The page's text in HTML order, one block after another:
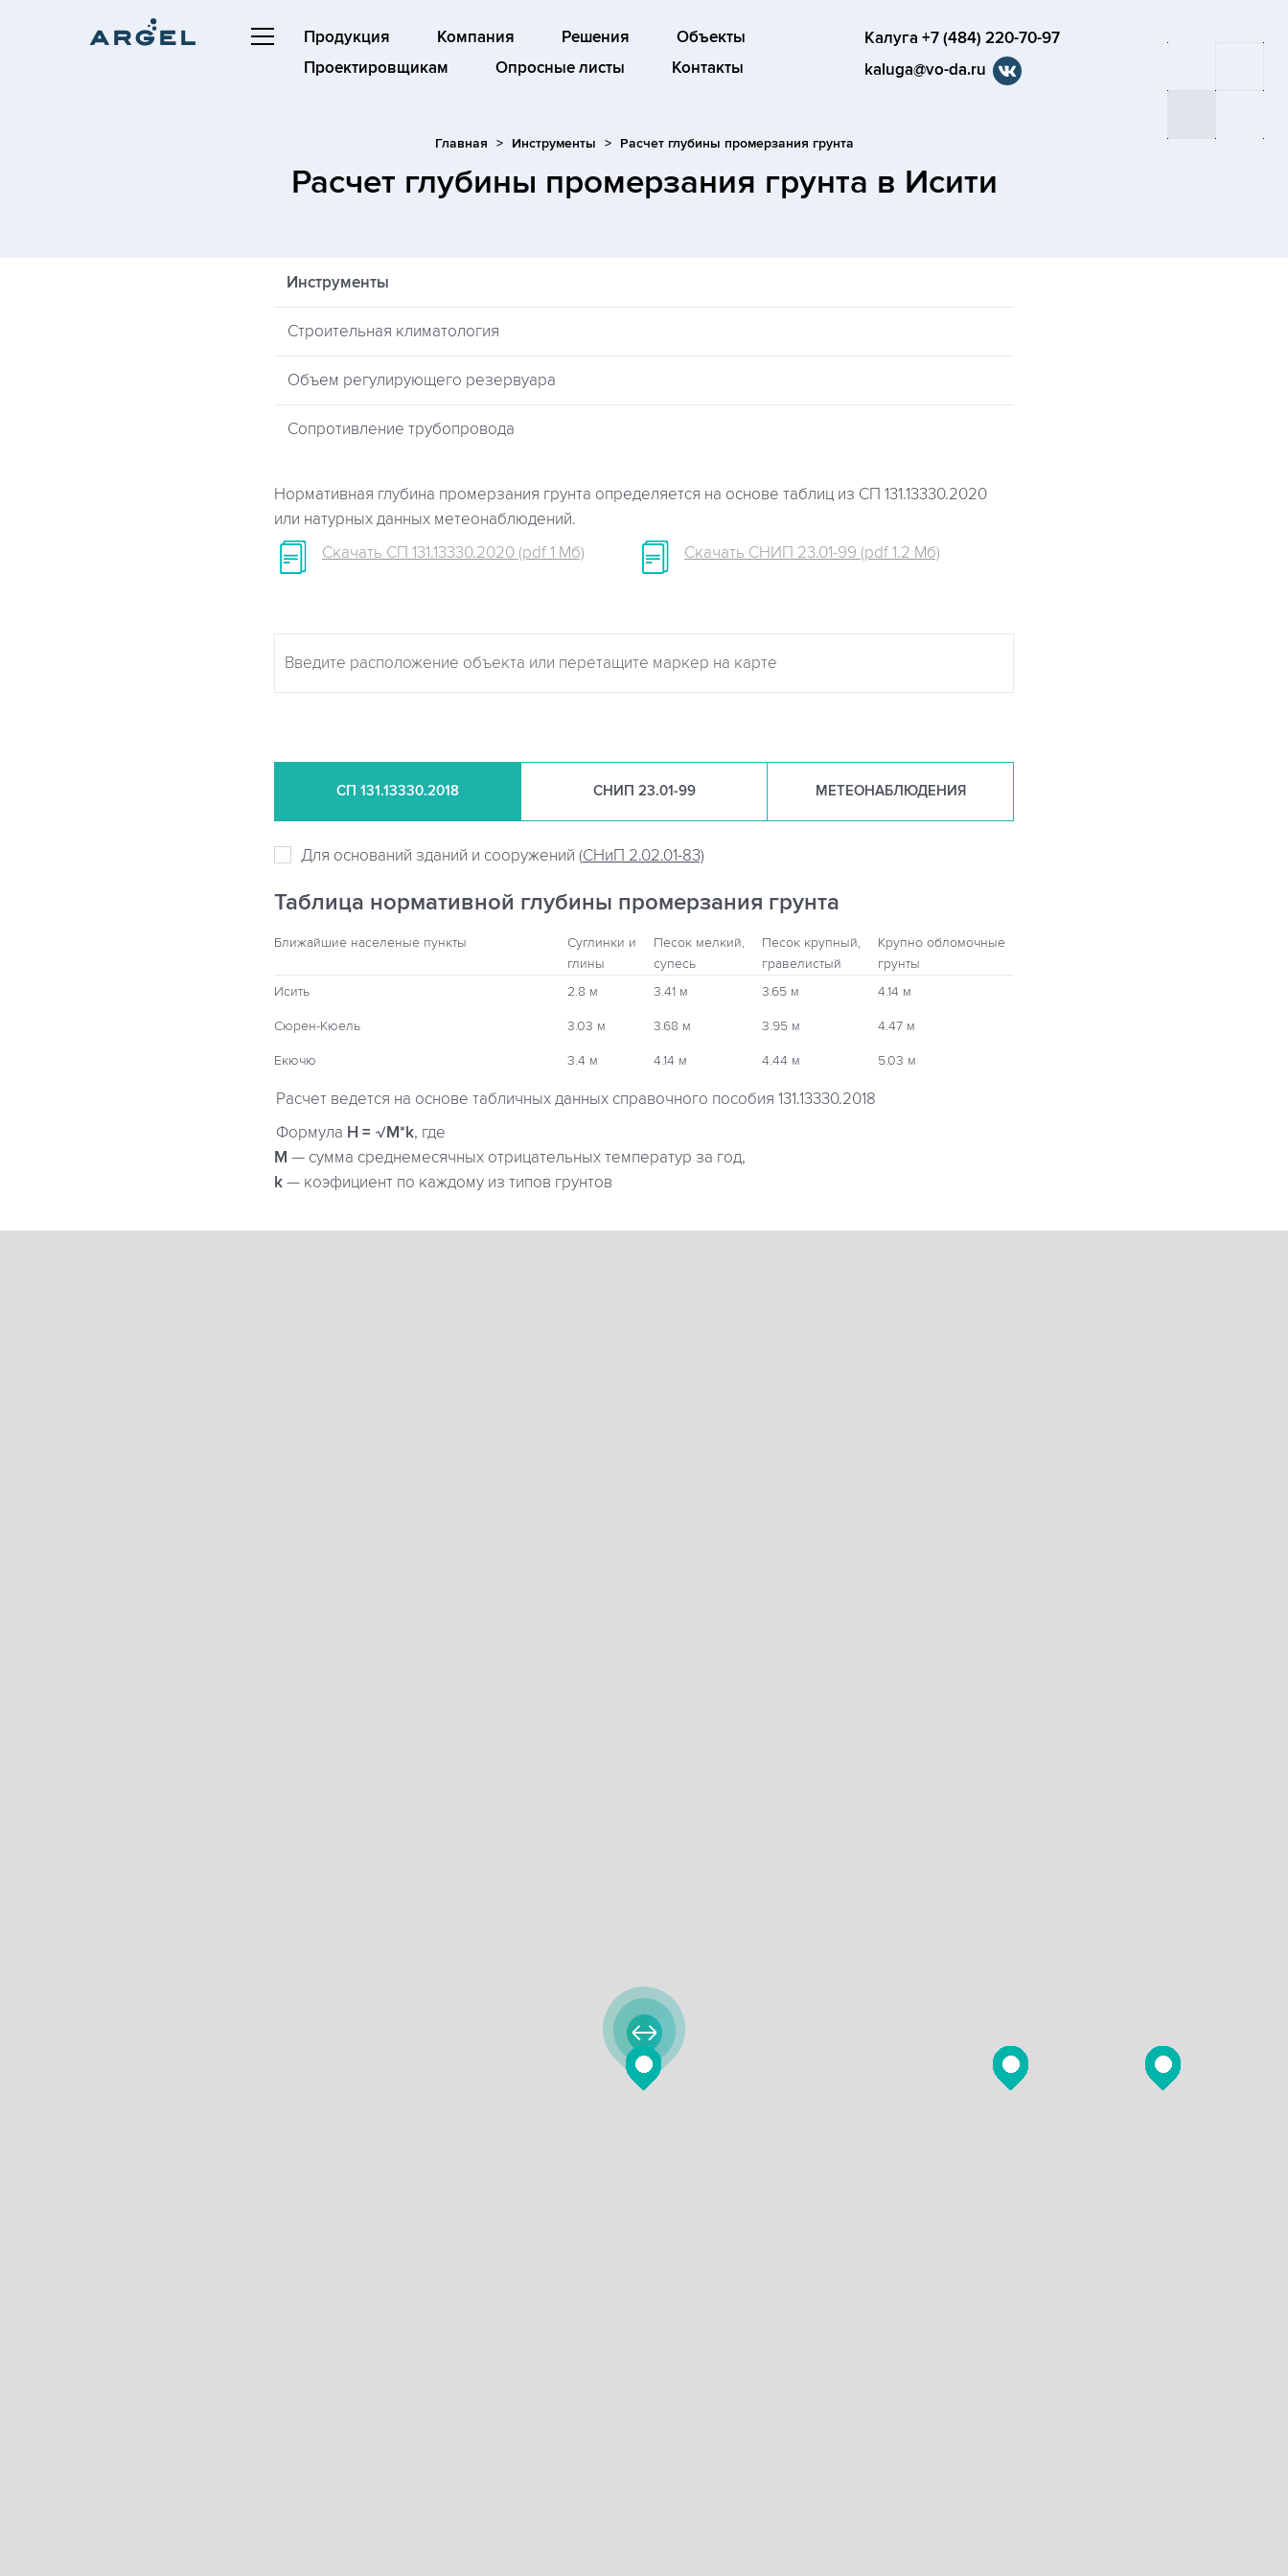
Продукция Компания Решения
Объекты
Проектировщикам
Опросные листы Контакты
Калуга +7 (484) 220-70-97
kaluga@vo-da.ru
Главная Инструменты Расчет глубины промерзания грунта
Расчет глубины промерзания грунта в Исити
Инструменты
Строительная климатология
Объем регулирующего резервуара
Сопротивление трубопровода
Нормативная глубина промерзания грунта определяется на основе таблиц из СП 131.13330.2020
или натурных данных метеонаблюдений.
Скачать СП 131.13330.2020 (pdf 1 Мб)
Скачать СНИП 23.01-99 (pdf 1.2 Мб)
СП 131.13330.2018 СНИП 23.01-99 МЕТЕОНАБЛЮДЕНИЯ
Для оснований зданий и сооружений (СНиП 2.02.01-83)
Таблица нормативной глубины промерзания грунта
Ближайшие населеные пункты
Суглинки и
глины
Песок мелкий,
супесь
Песок крупный,
гравелистый
Крупно обломочные
грунты
Исить
2.8 м 3.41 м 3.65 м 4.14 м
Сюрен-Кюель 3.03 м 3.68 м 3.95 м 4.47 м
Екючю 3.4 м 4.14 м 4.44 м 5.03 м
Расчет ведется на основе табличных данных справочного пособия 131.13330.2018
Формула H = √M*k, где
М — сумма среднемесячных отрицательных температур за год,
k — коэфициент по каждому из типов грунтов